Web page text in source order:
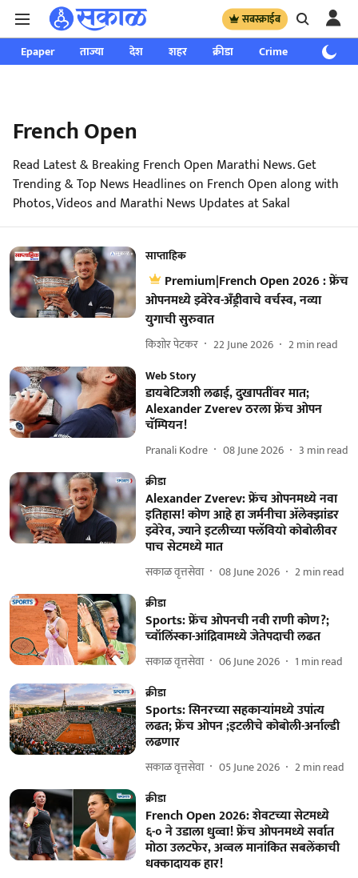
सबस्क्राईब
Epaper ताज्या देश शहर क्रीडा Crime साप्ताहिक
French Open
Read Latest & Breaking French Open Marathi News. Get
Trending & Top News Headlines on French Open along with
Photos, Videos and Marathi News Updates at Sakal
साप्ताहिक
Premium|French Open 2026 : फ्रेंच
ओपनमध्ये झ्वेरेव-अँड्रीवाचे वर्चस्व, नव्या
युगाची सुरुवात
किशोर पेटकर 22 June 2026 2min read
Web Story
डायबेटिजशी लढाई, दुखापतींवर मात;
Alexander Zverev ठरला फ्रेंच ओपन
चॅम्पियन!
Pranali Kodre 08 June 2026 3 min read
क्रीडा
Alexander Zverev: फ्रेंच ओपनमध्ये नवा
इतिहास! कोण आहे हा जर्मनीचा ॲलेक्झांडर
झ्वेरेव, ज्याने इटलीच्या फ्लॅवियो कोबोलीवर
पाच सेटमध्ये मात
सकाळ वृत्तसेवा 08 June 2026 2min read
क्रीडा
Sports: फ्रेंच ओपनची नवी राणी कोण?;
च्वॉलिंस्का-आंद्रिवामध्ये जेतेपदाची लढत
सकाळ वृत्तसेवा 06 June 2026 1 min read
क्रीडा
Sports: सिनरच्या सहकाऱ्यांमध्ये उपांत्य
लढत; फ्रेंच ओपन ;इटलीचे कोबोली-अर्नाल्डी
लढणार
सकाळ वृत्तसेवा 05 June 2026 2min read
क्रीडा
French Open 2026: शेवटच्या सेटमध्ये
६-० ने उडाला धुव्वा! फ्रेंच ओपनमध्ये सर्वात
मोठा उलटफेर, अव्वल मानांकित सबलेंकाची
धक्कादायक हार!